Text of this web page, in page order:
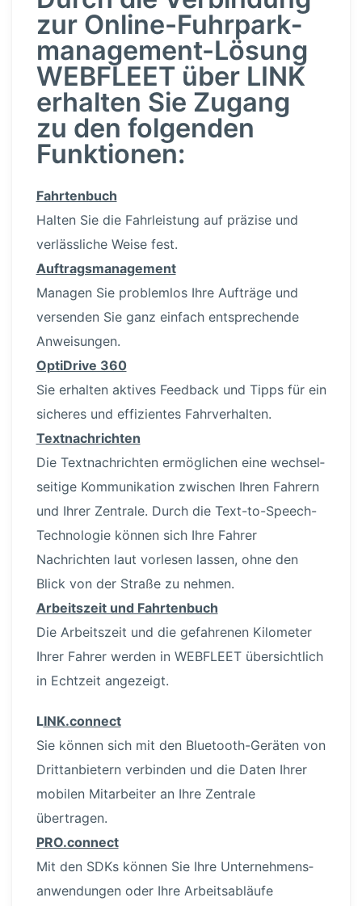
zur Online-Fuhr­park­
ma­nage­men­t-Lösung
WEBFLEET über LINK
erhalten Sie Zugang
zu den folgenden
Funktionen:
Fahrtenbuch
Halten Sie die Fahrleistung auf präzise und
verläss­liche Weise fest.
Auftrags­ma­nagement
Managen Sie problemlos Ihre Aufträge und
versenden Sie ganz einfach entspre­chende
Anweisungen.
OptiDrive 360
Sie erhalten aktives Feedback und Tipps für ein
sicheres und effizientes Fahrver­halten.
Textnach­richten
Die Textnach­richten ermöglichen eine wechsel­
seitige Kommu­ni­kation zwischen Ihren Fahrern
und Ihrer Zentrale. Durch die Text-to-Spee­ch-
Tech­no­logie können sich Ihre Fahrer
Nachrichten laut vorlesen lassen, ohne den
Blick von der Straße zu nehmen.
Arbeitszeit und Fahrtenbuch
Die Arbeitszeit und die gefahrenen Kilometer
Ihrer Fahrer werden in WEBFLEET übersichtlich
in Echtzeit angezeigt.
LINK.connect
Sie können sich mit den Bluetoo­th-Ge­räten von
Dritt­an­bietern verbinden und die Daten Ihrer
mobilen Mitarbeiter an Ihre Zentrale
übertragen.
PRO.connect
Mit den SDKs können Sie Ihre Unter­neh­mens­
an­wen­dungen oder Ihre Arbeits­ab­läufe